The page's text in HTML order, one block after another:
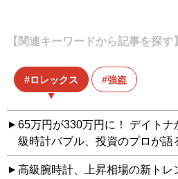
【関連キーワードから記事を探す】
ロレックス 強盗
65万円が330万円に！ デイトナ
級時計バブル、投資のプロが語
高級腕時計、上昇相場の新トレ